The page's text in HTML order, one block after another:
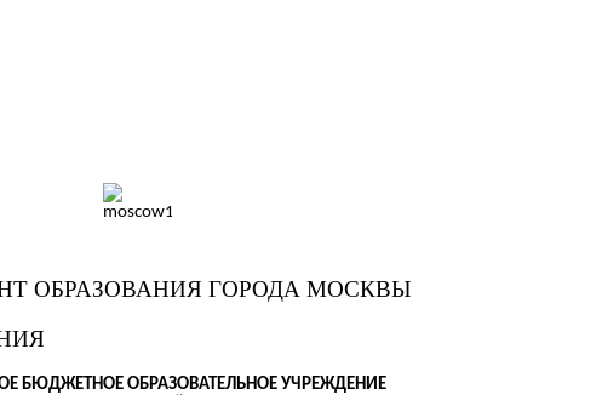
ОБРАЗОВАНИЯ ГОРОДА МОСКВЫ
БЮДЖЕТНОЕ ОБРАЗОВАТЕЛЬНОЕ УЧРЕЖДЕНИЕ